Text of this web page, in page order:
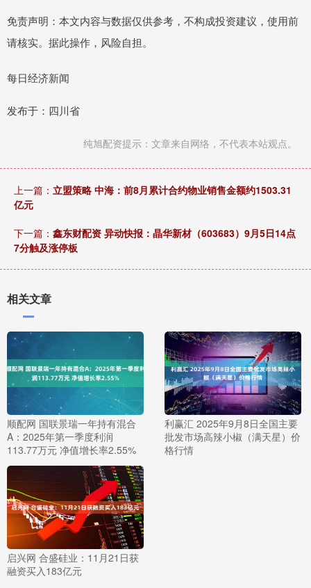
免责声明：本文内容与数据仅供参考，不构成投资建议，使用前
请核实。据此操作，风险自担。
每日经济新闻
发布于：四川省
纯旭配资提示：文章来自网络，不代表本站观点。
上一篇： 立盟策略 中海：前8月累计合约物业销售金额约1503.31
亿元
下一篇： 鑫东财配资 异动快报：晶华新材（603683）9月5日14点
7分触及涨停板
相关文章
顺配网 国联景瑞一年持有混合
A：2025年第一季度利润
113.77万元 净值增长率2.55%
利赢汇 2025年9月8日全国主要
批发市场高辣小椒（满天星）价
格行情
启兴网 合盛硅业：11月21日获
融资买入183亿元